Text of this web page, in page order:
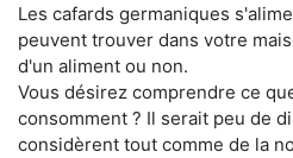
Les cafards germaniques
peuvent trouver dans votre
d'un aliment ou non.
Vous désirez comprendre ce
consomment ? Il serait peu de
considèrent tout comme de la